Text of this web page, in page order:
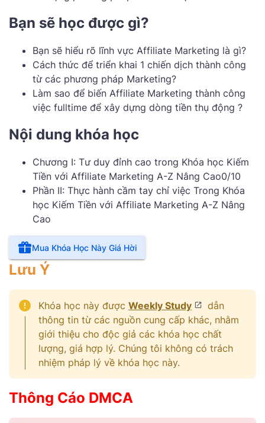
Bạn sẽ học được gì?
Bạn sẽ hiểu rõ lĩnh vực Affiliate Marketing là gì?
Cách thức để triển khai 1 chiến dịch thành công
từ các phương pháp Marketing?
Làm sao để biến Affiliate Marketing thành công
việc fulltime để xây dựng dòng tiền thụ động ?
Nội dung khóa học
Chương I: Tư duy đỉnh cao trong Khóa học Kiếm
Tiền với Affiliate Marketing A-Z Nâng Cao0/10
Phần II: Thực hành cầm tay chỉ việc Trong Khóa
học Kiếm Tiền với Affiliate Marketing A-Z Nâng
Cao
Mua Khóa Học Này Giá Hời
Lưu Ý
Khóa học này được Weekly Study
dẫn
thông tin từ các nguồn cung cấp khác, nhằm
giới thiệu cho độc giả các khóa học chất
lượng, giá hợp lý. Chúng tôi không có trách
nhiệm pháp lý về khóa học này.
Thông Cáo DMCA